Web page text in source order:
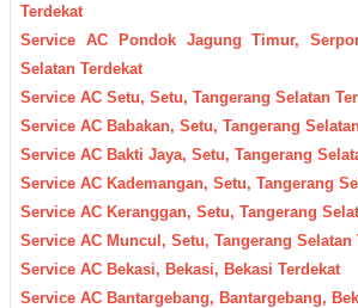
Terdekat
Service AC Pondok Jagung Timur,
Selatan Terdekat
Service AC Setu, Setu, Tangerang Selatan
Service AC Babakan, Setu, Tangerang
Service AC Bakti Jaya, Setu, Tangerang
Service AC Kademangan, Setu, Tangerang
Service AC Keranggan, Setu, Tangerang
Service AC Muncul, Setu, Tangerang Selatan
Service AC Bekasi, Bekasi, Bekasi Terdekat
Service AC Bantargebang, Bantargebang,